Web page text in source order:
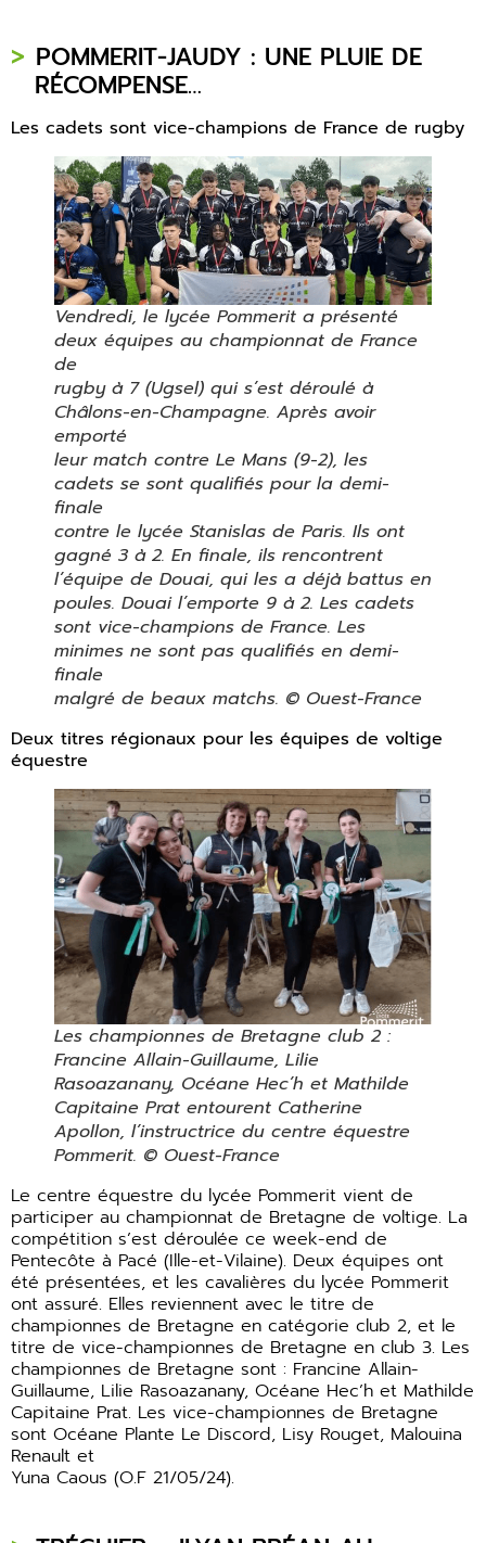
POMMERIT-JAUDY : UNE PLUIE DE
RÉCOMPENSE…
Les cadets sont vice-champions de France de rugby
Vendredi, le lycée Pommerit a présenté
deux équipes au championnat de France
de
rugby à 7 (Ugsel) qui s’est déroulé à
Châlons-en-Champagne. Après avoir
emporté
leur match contre Le Mans (9-2), les
cadets se sont qualifiés pour la demi-
finale
contre le lycée Stanislas de Paris. Ils ont
gagné 3 à 2. En finale, ils rencontrent
l’équipe de Douai, qui les a déjà battus en
poules. Douai l’emporte 9 à 2. Les cadets
sont vice-champions de France. Les
minimes ne sont pas qualifiés en demi-
finale
malgré de beaux matchs. © Ouest-France
Deux titres régionaux pour les équipes de voltige
équestre
Les championnes de Bretagne club 2 :
Francine Allain-Guillaume, Lilie
Rasoazanany, Océane Hec’h et Mathilde
Capitaine Prat entourent Catherine
Apollon, l’instructrice du centre équestre
Pommerit. © Ouest-France
Le centre équestre du lycée Pommerit vient de
participer au championnat de Bretagne de voltige. La
compétition s’est déroulée ce week-end de
Pentecôte à Pacé (Ille-et-Vilaine). Deux équipes ont
été présentées, et les cavalières du lycée Pommerit
ont assuré. Elles reviennent avec le titre de
championnes de Bretagne en catégorie club 2, et le
titre de vice-championnes de Bretagne en club 3. Les
championnes de Bretagne sont : Francine Allain-
Guillaume, Lilie Rasoazanany, Océane Hec’h et Mathilde
Capitaine Prat. Les vice-championnes de Bretagne
sont Océane Plante Le Discord, Lisy Rouget, Malouina
Renault et
Yuna Caous (O.F 21/05/24).